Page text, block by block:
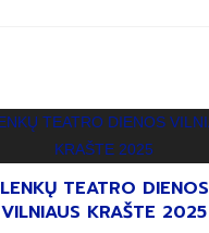
LENKŲ TEATRO DIENOS
VILNIAUS KRAŠTE 2025